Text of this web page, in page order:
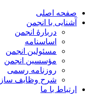
صفحه اصلی
آشنایی با انجمن
دربارۀ انجمن
اساسنامه
مسئولین انجمن
مؤسسین انجمن
روزنامه رسمی
شرح وظایف
ارتباط با ما